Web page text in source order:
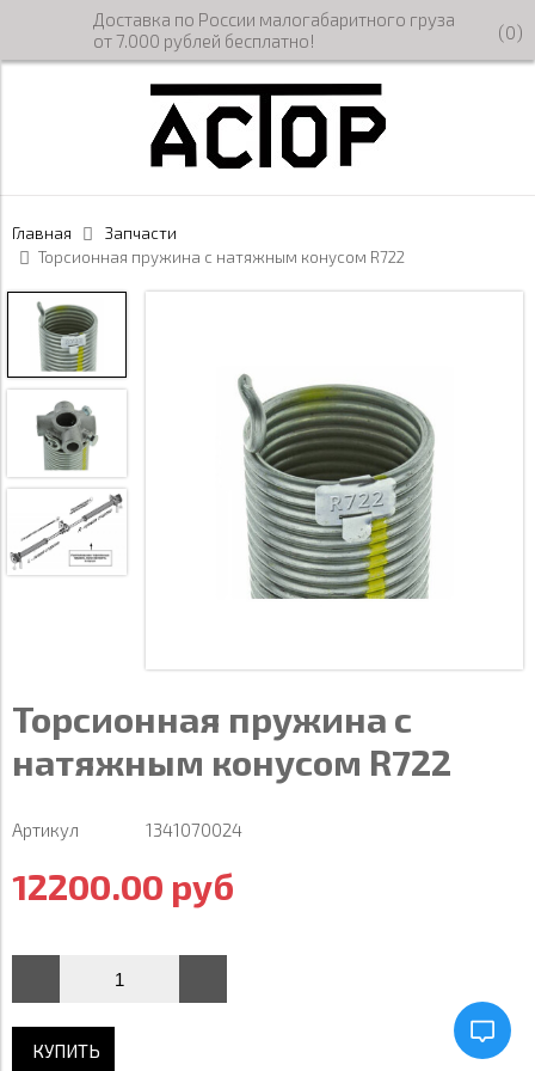
Доставка по России малогабаритного груза
от 7.000 рублей бесплатно!
(0)
Главная
Запчасти
Торсионная пружина с натяжным конусом R722
Торсионная пружина с
натяжным конусом R722
Артикул 1341070024
12200.00 руб
КУПИТЬ